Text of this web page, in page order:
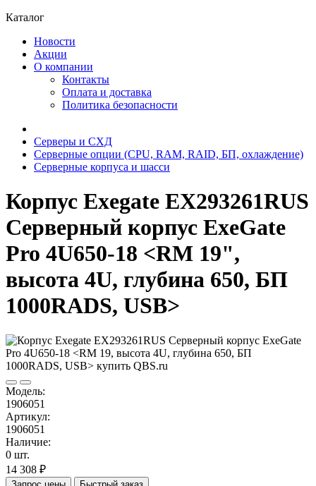
Каталог
Новости
Акции
О компании
Контакты
Оплата и доставка
Политика безопасности
Серверы и СХД
Серверные опции (CPU, RAM, RAID, БП, охлаждение)
Серверные корпуса и шасси
Корпус Exegate EX293261RUS
Серверный корпус ExeGate
Pro 4U650-18 <RM 19",
высота 4U, глубина 650, БП
1000RADS, USB>
Модель:
1906051
Артикул:
1906051
Наличие:
0 шт.
14 308 ₽